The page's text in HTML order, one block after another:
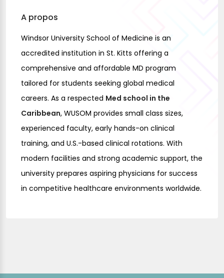
A propos
Windsor University School of Medicine is an
accredited institution in St. Kitts offering a
comprehensive and affordable MD program
tailored for students seeking global medical
careers. As a respected Med school in the
Caribbean, WUSOM provides small class sizes,
experienced faculty, early hands-on clinical
training, and U.S.-based clinical rotations. With
modern facilities and strong academic support, the
university prepares aspiring physicians for success
in competitive healthcare environments worldwide.